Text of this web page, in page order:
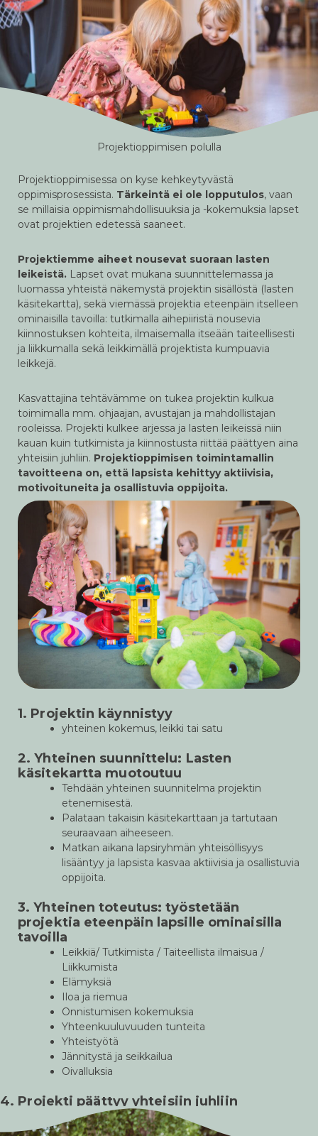
Projektioppimisen polulla
Projektioppimisessa on kyse kehkeytyvästä
oppimisprosessista. Tärkeintä ei ole lopputulos, vaan
se millaisia oppimismahdollisuuksia ja -kokemuksia lapset
ovat projektien edetessä saaneet.
Projektiemme aiheet nousevat suoraan lasten
leikeistä. Lapset ovat mukana suunnittelemassa ja
luomassa yhteistä näkemystä projektin sisällöstä (lasten
käsitekartta), sekä viemässä projektia eteenpäin itselleen
ominaisilla tavoilla: tutkimalla aihepiiristä nousevia
kiinnostuksen kohteita, ilmaisemalla itseään taiteellisesti
ja liikkumalla sekä leikkimällä projektista kumpuavia
leikkejä.
Kasvattajina tehtävämme on tukea projektin kulkua
toimimalla mm. ohjaajan, avustajan ja mahdollistajan
rooleissa. Projekti kulkee arjessa ja lasten leikeissä niin
kauan kuin tutkimista ja kiinnostusta riittää päättyen aina
yhteisiin juhliin. Projektioppimisen toimintamallin
tavoitteena on, että lapsista kehittyy aktiivisia,
motivoituneita ja osallistuvia oppijoita.
1. Projektin käynnistyy
yhteinen kokemus, leikki tai satu
2. Yhteinen suunnittelu: Lasten
käsitekartta muotoutuu
Tehdään yhteinen suunnitelma projektin
etenemisestä.
Palataan takaisin käsitekarttaan ja tartutaan
seuraavaan aiheeseen.
Matkan aikana lapsiryhmän yhteisöllisyys
lisääntyy ja lapsista kasvaa aktiivisia ja osallistuvia
oppijoita.
3. Yhteinen toteutus: työstetään
projektia eteenpäin lapsille ominaisilla
tavoilla
Leikkiä/ Tutkimista / Taiteellista ilmaisua /
Liikkumista
Elämyksiä
Iloa ja riemua
Onnistumisen kokemuksia
Yhteenkuuluvuuden tunteita
Yhteistyötä
Jännitystä ja seikkailua
Oivalluksia
4. Projekti päättyy yhteisiin juhliin
Maaliin tullaan monta kokemusta rikkaampana!